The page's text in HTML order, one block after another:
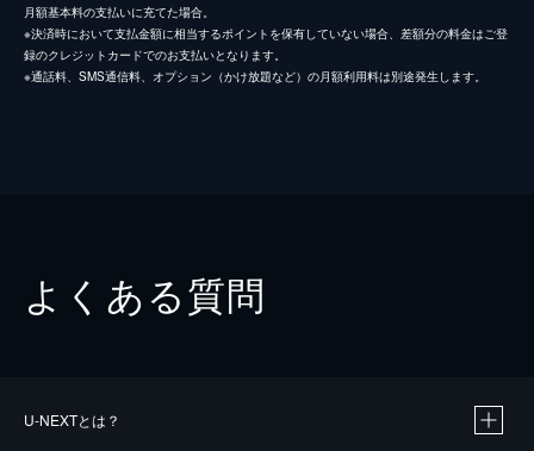
月額基本料の支払いに充てた場合。
※決済時において支払金額に相当するポイントを保有していない場合、差額分の料金はご登
録のクレジットカードでのお支払いとなります。
※通話料、SMS通信料、オプション（かけ放題など）の月額利用料は別途発生します。
よくある質問
U-NEXTとは？